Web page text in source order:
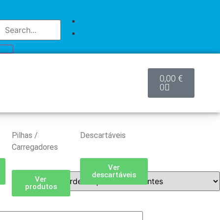
Pilhas /
Carregadores
Ver
produtos
Descartáveis
Ver
descartáveis
0,00 €
0